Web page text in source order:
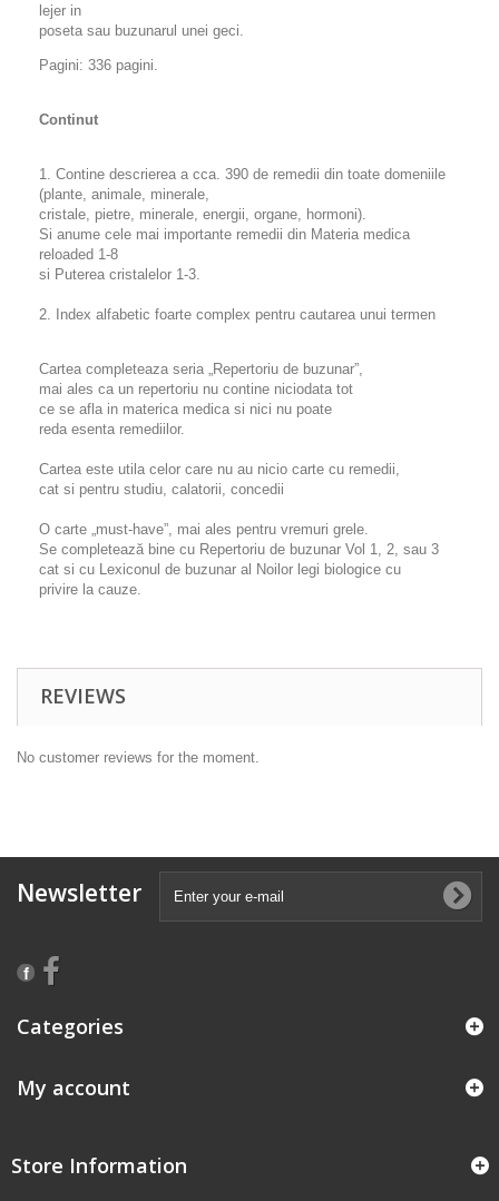
lejer in
poseta sau buzunarul unei geci.
Pagini: 336 pagini.
Continut
1. Contine descrierea a cca. 390 de remedii din toate domeniile
(plante, animale, minerale,
cristale, pietre, minerale, energii, organe, hormoni).
Si anume cele mai importante remedii din Materia medica
reloaded 1-8
si Puterea cristalelor 1-3.
2. Index alfabetic foarte complex pentru cautarea unui termen
Cartea completeaza seria „Repertoriu de buzunar”,
mai ales ca un repertoriu nu contine niciodata tot
ce se afla in materica medica si nici nu poate
reda esenta remediilor.
Cartea este utila celor care nu au nicio carte cu remedii,
cat si pentru studiu, calatorii, concedii
O carte „must-have”, mai ales pentru vremuri grele.
Se completează bine cu Repertoriu de buzunar Vol 1, 2, sau 3
cat si cu Lexiconul de buzunar al Noilor legi biologice cu
privire la cauze.
REVIEWS
No customer reviews for the moment.
Newsletter
Categories
My account
Store Information